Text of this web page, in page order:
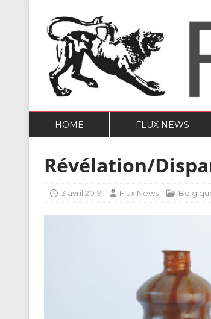
HOME FLUX NEWS
Révélation/
3 avril 2019 Flux News